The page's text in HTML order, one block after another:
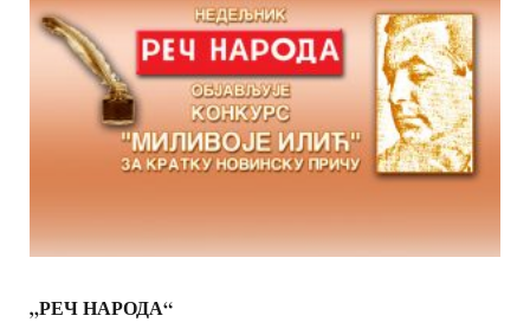
„РЕЧ НАРОДА“